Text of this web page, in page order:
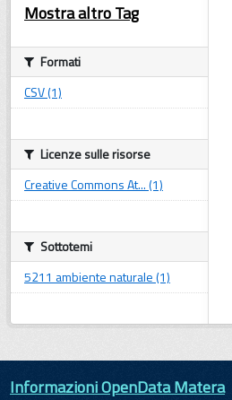
Mostra altro Tag
Formati
CSV (1)
Licenze sulle risorse
Creative Commons At... (1)
Sottotemi
5211 ambiente naturale (1)
Informazioni OpenData Matera